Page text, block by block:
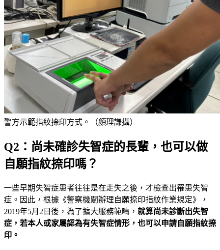
警方示範指紋捺印方式。（顏理謙攝）
Q2：尚未確診失智症的長輩，也可以做
自願指紋捺印嗎？
一些早期失智症患者往往是在走失之後，才檢查出罹患失智
症。因此，根據《警察機關辦理自願捺印指紋作業規定》，
2019年5月2日後，為了擴大服務範疇， 就算尚未診斷出失智
症，若本人或家屬認為有失智症情形，也可以申請自願指紋捺
印。